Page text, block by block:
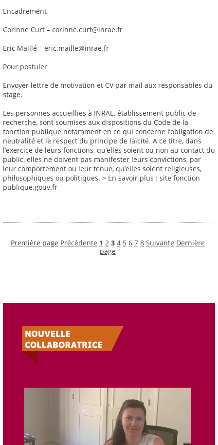
Encadrement
Corinne Curt – corinne.curt@inrae.fr
Eric Maillé – eric.maille@inrae.fr
Pour postuler
Envoyer lettre de motivation et CV par mail aux responsables du
stage.
Les personnes accueillies à INRAE, établissement public de
recherche, sont soumises aux dispositions du Code de la
fonction publique notamment en ce qui concerne l’obligation de
neutralité et le respect du principe de laïcité. A ce titre, dans
l’exercice de leurs fonctions, qu’elles soient ou non au contact du
public, elles ne doivent pas manifester leurs convictions, par
leur comportement ou leur tenue, qu’elles soient religieuses,
philosophiques ou politiques. > En savoir plus : site fonction
publique.gouv.fr
Première page Précédente 1 2 3 4 5 6 7 8 Suivante Dernière
page